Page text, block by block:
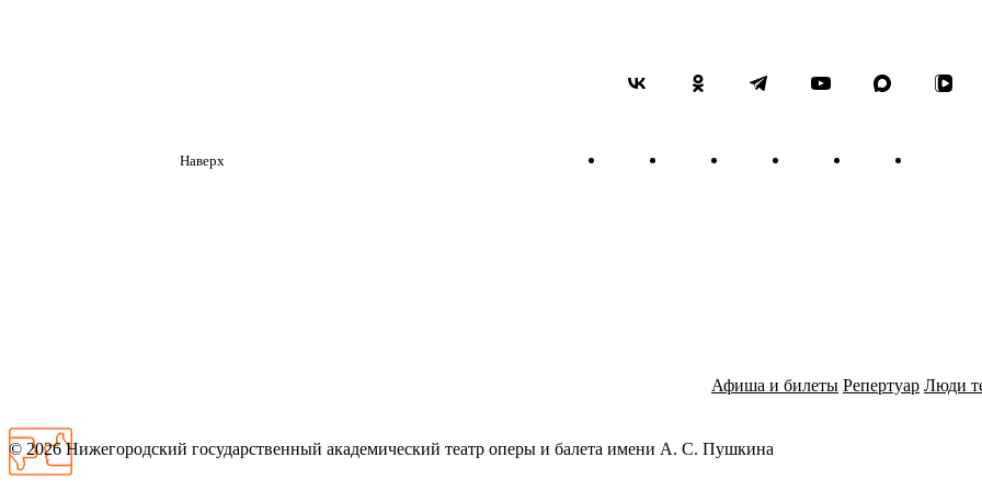
осуждение лицемерной
была поставлена в
Наверх
Афиша и билеты Репертуар Люди
© 2026Нижегородский государственный академический театр оперы и балета имени А. С. Пушкина